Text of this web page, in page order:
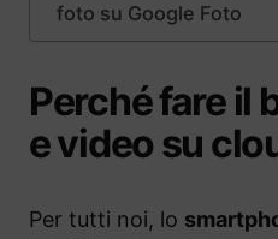
foto su Google Foto
Perché fare il
e video su
Per tutti noi, lo